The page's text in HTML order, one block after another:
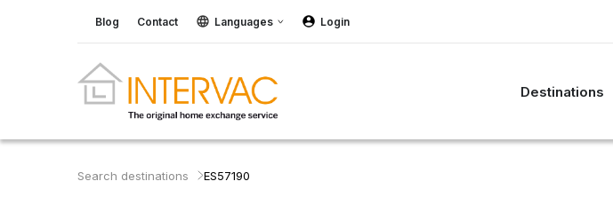
Blog Contact Languages Login
Destinations
Search destinations ES57190